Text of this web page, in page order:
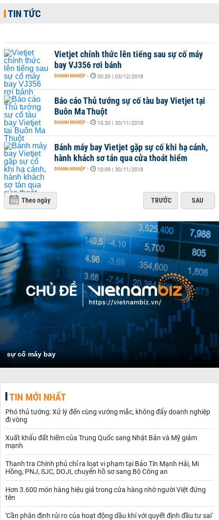
TIN TỨC
Vietjet chính thức lên tiếng sau sự cố máy
bay VJ356 rơi bánh
DOANH NGHIỆP - 00:20 | 03/12/2018
Báo cáo Thủ tướng sự cố tàu bay Vietjet tại
Buôn Ma Thuột
DOANH NGHIỆP - 15:30 | 30/11/2018
Bánh máy bay Vietjet gặp sự cố khi hạ cánh,
hành khách sơ tán qua cửa thoát hiểm
DOANH NGHIỆP - 10:09 | 30/11/2018
Theo ngày TRƯỚC SAU
sự cố máy bay
TIN MỚI NHẤT
Phó thủ tướng: Xử lý đến cùng vướng mắc, không đẩy doanh nghiệp
đi vòng
Xuất khẩu đất hiếm của Trung Quốc sang Nhật Bản và Mỹ giảm
mạnh
Thanh tra Chính phủ chỉ ra loạt vi phạm tại Bảo Tín Mạnh Hải, Mi
Hồng, PNJ, SJC, DOJI, chuyển hồ sơ sang Bộ Công an
Hơn 3.600 món hàng hiệu giả trong cửa hàng nhờ người Việt đứng
tên
'Cần phân định rủi ro của hoạt động dầu khí với quyết định đầu tư sai'